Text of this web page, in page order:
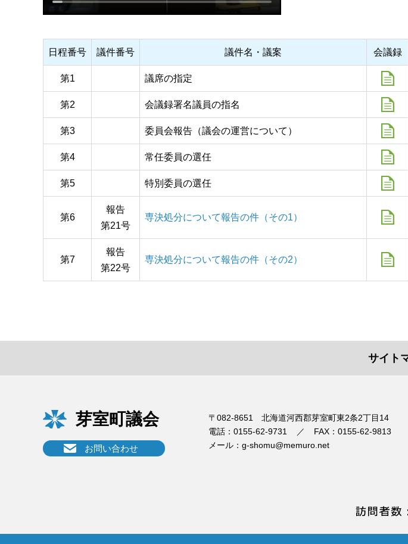
日程番号 議件番号 議件名・議案 会議録
第1 議席の指定
第2 会議録署名議員の指名
第3 委員会報告（議会の運営について）
第4 常任委員の選任
第5 特別委員の選任
第6
報告
第21号
専決処分について報告の件（その1）
第7
報告
第22号
専決処分について報告の件（その2）
サイト
芽室町議会
〒082-8651 北海道河西郡芽室町東2条2丁目14
電話： 0155-62-9731
FAX：0155-62-9813
メール： g-shomu@memuro.net
お問い合わせ